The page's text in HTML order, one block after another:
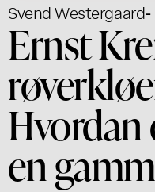
Svend Westergaard-
Ernst
Hvordan
en